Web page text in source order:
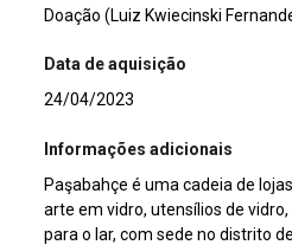
Doação (Luiz Kwiecinski
Data de aquisição
24/04/2023
Informações adicionais
Paşabahçe é uma cadeia de
arte em vidro, utensílios de
para o lar, com sede no distrito